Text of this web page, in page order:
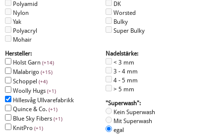
Polyamid
Nylon
Yak
Polyacryl
Mohair
DK
Worsted
Bulky
Super Bulky
Hersteller:
Holst Garn (+14)
Malabrigo (+15)
Schoppel (+4)
Woolly Hugs (+1)
Hillesvåg Ullvarefabrikk
Quince & Co. (+1)
Blue Sky Fibers (+1)
KnitPro (+1)
Nadelstärke:
< 3 mm
3 - 4 mm
4 - 5 mm
> 5 mm
"Superwash":
Kein Superwash
Mit Superwash
egal